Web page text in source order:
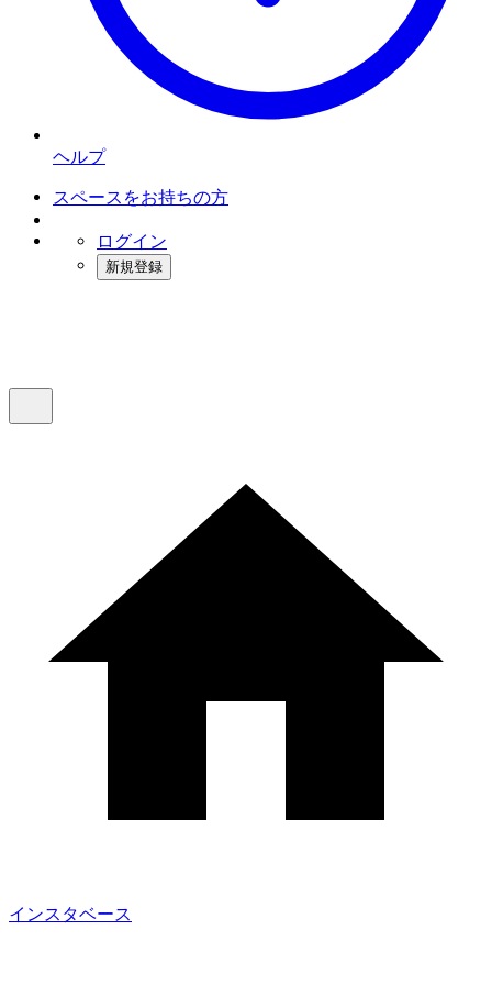
ヘルプ
スペースをお持ちの方
ログイン
新規登録
インスタベース